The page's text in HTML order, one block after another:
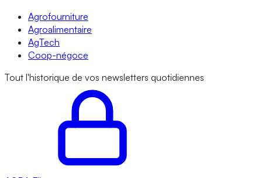
Agrofourniture
Agroalimentaire
AgTech
Coop-négoce
Tout l'historique de vos newsletters quotidiennes